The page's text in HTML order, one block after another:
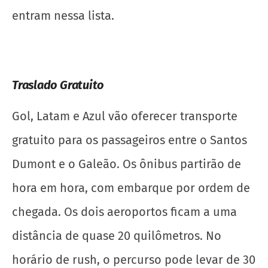
entram nessa lista.
Traslado Gratuito
Gol, Latam e Azul vão oferecer transporte
gratuito para os passageiros entre o Santos
Dumont e o Galeão. Os ônibus partirão de
hora em hora, com embarque por ordem de
chegada. Os dois aeroportos ficam a uma
distância de quase 20 quilômetros. No
horário de rush, o percurso pode levar de 30